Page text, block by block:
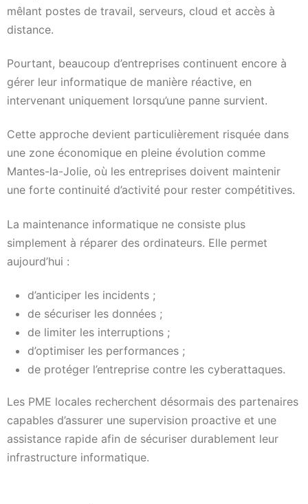
mêlant postes de travail, serveurs, cloud et accès à
distance.
Pourtant, beaucoup d’entreprises continuent encore à
gérer leur informatique de manière réactive, en
intervenant uniquement lorsqu’une panne survient.
Cette approche devient particulièrement risquée dans
une zone économique en pleine évolution comme
Mantes-la-Jolie, où les entreprises doivent maintenir
une forte continuité d’activité pour rester compétitives.
La maintenance informatique ne consiste plus
simplement à réparer des ordinateurs. Elle permet
aujourd’hui :
d’anticiper les incidents ;
de sécuriser les données ;
de limiter les interruptions ;
d’optimiser les performances ;
de protéger l’entreprise contre les cyberattaques.
Les PME locales recherchent désormais des partenaires
capables d’assurer une supervision proactive et une
assistance rapide afin de sécuriser durablement leur
infrastructure informatique.